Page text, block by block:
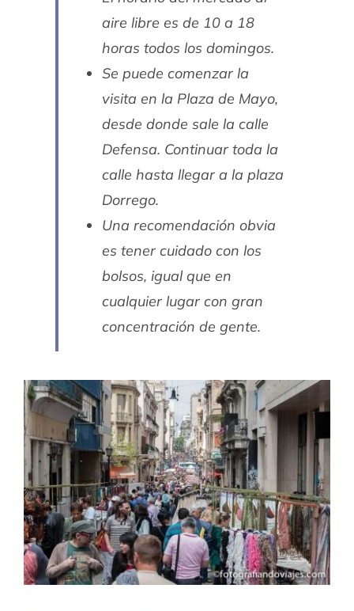
aire libre es de 10 a 18
horas todos los domingos.
Se puede comenzar la
visita en la Plaza de Mayo,
desde donde sale la calle
Defensa. Continuar toda la
calle hasta llegar a la plaza
Dorrego.
Una recomendación obvia
es tener cuidado con los
bolsos, igual que en
cualquier lugar con gran
concentración de gente.